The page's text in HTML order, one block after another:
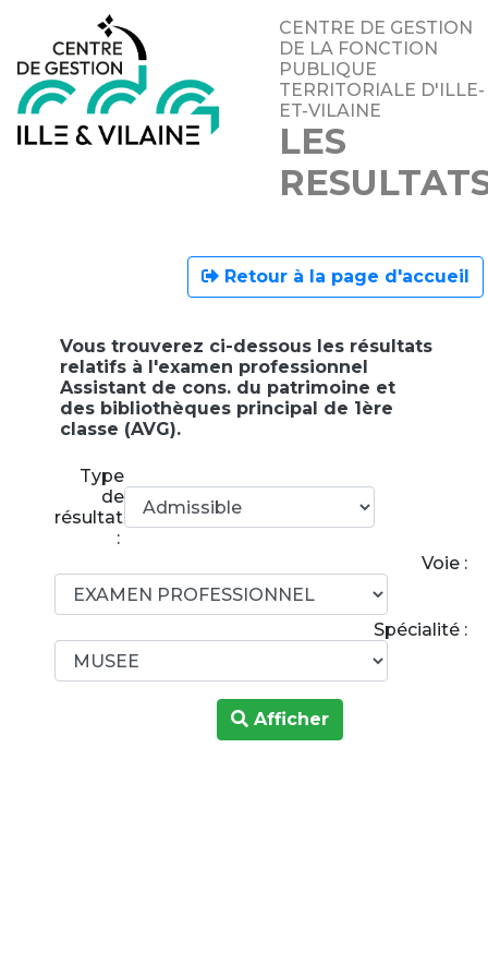
CENTRE DE GESTION
DE LA FONCTION
PUBLIQUE
TERRITORIALE D'ILLE-
ET-VILAINE
LES
Retour à la page d'accueil
Vous trouverez ci-dessous les résultats
relatifs à l'examen professionnel
Assistant de cons. du patrimoine et
des bibliothèques principal de 1ère
classe (AVG).
Type
de
résultats
:
Voie :
Spécialité :
Afficher